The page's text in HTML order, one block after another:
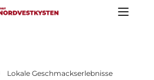
Lokale Geschmackserlebnisse